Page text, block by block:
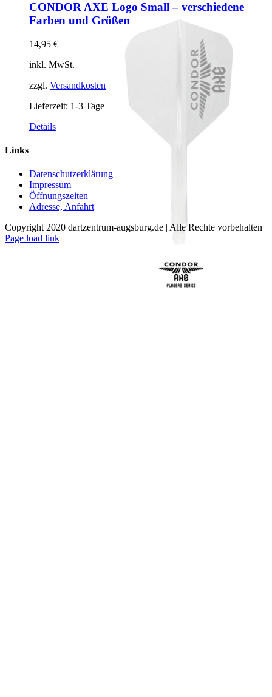
CONDOR AXE Logo Small – verschiedene
Farben und Größen
14,95 €
inkl. MwSt.
zzgl. Versandkosten
Lieferzeit: 1-3 Tage
Dieses
Varianten
auf.
Die
Optionen
können
auf
der
Produktseite
Details
Links
Datenschutzerklärung
Impressum
Öffnungszeiten
Adresse, Anfahrt
Copyright 2020 dartzentrum-augsburg.de | Alle Rechte vorbehalten
Facebook
Instagram
YouTube
Page load link